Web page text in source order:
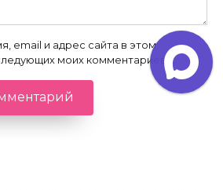
email и адрес сайта в этом
моих комментариев.